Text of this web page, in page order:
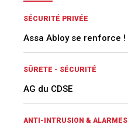
SÉCURITÉ PRIVÉE
Assa Abloy se renforce !
SÛRETE - SÉCURITÉ
AG du CDSE
ANTI-INTRUSION & ALARMES